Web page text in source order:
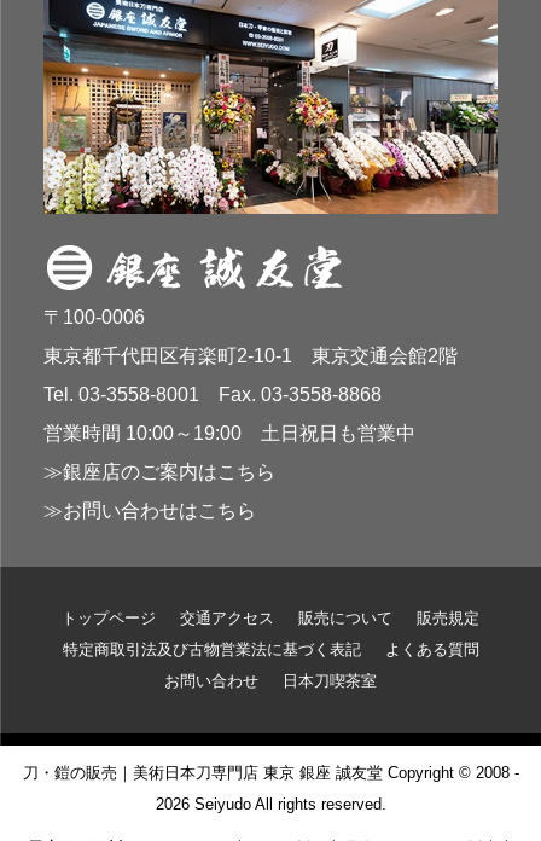
〒100-0006
東京都千代田区有楽町2-10-1 東京交通会館2階
Tel. 03-3558-8001 Fax. 03-3558-8868
営業時間 10:00～19:00 土日祝日も営業中
≫銀座店のご案内はこちら
≫お問い合わせはこちら
トップページ 交通アクセス 販売について
販売規定
特定商取引法及び古物営業法に基づく表記
よくある質問
お問い合わせ
日本刀喫茶室
刀・鎧の販売｜美術日本刀専門店 東京 銀座 誠友堂 Copyright © 2008 -
2026 Seiyudo All rights reserved.